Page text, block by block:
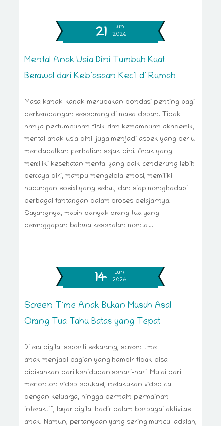
21
Jun
2026
Mental Anak Usia Dini Tumbuh Kuat
Berawal dari Kebiasaan Kecil di Rumah
Masa kanak-kanak merupakan pondasi penting bagi
perkembangan seseorang di masa depan. Tidak
hanya pertumbuhan fisik dan kemampuan akademik,
mental anak usia dini juga menjadi aspek yang perlu
mendapatkan perhatian sejak dini. Anak yang
memiliki kesehatan mental yang baik cenderung lebih
percaya diri, mampu mengelola emosi, memiliki
hubungan sosial yang sehat, dan siap menghadapi
berbagai tantangan dalam proses belajarnya.
Sayangnya, masih banyak orang tua yang
beranggapan bahwa kesehatan mental...
14
Jun
2026
Screen Time Anak Bukan Musuh Asal
Orang Tua Tahu Batas yang Tepat
Di era digital seperti sekarang, screen time
anak menjadi bagian yang hampir tidak bisa
dipisahkan dari kehidupan sehari-hari. Mulai dari
menonton video edukasi, melakukan video call
dengan keluarga, hingga bermain permainan
interaktif, layar digital hadir dalam berbagai aktivitas
anak. Namun, pertanyaan yang sering muncul adalah,